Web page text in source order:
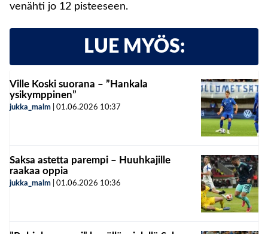
venähti jo 12 pisteeseen.
LUE MYÖS:
Ville Koski suorana – ”Hankala
ysikymppinen”
jukka_malm 01.06.2026 10:37
Saksa astetta parempi – Huuhkajille
raakaa oppia
jukka_malm 01.06.2026 10:36